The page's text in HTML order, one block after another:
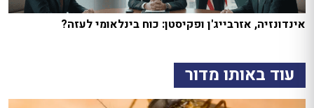
אינדונזיה, אזרבייג'ן ופקיסטן: כוח בינלאומי לעזה?
עוד באותו מדור